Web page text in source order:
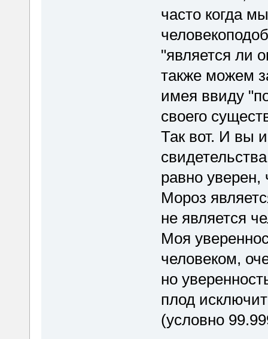
часто когда
"является ли
также можем
имея ввиду
своего
Так вот. И вы
равно
Мороз
не является
Моя
человеком,
но
плод
(условно